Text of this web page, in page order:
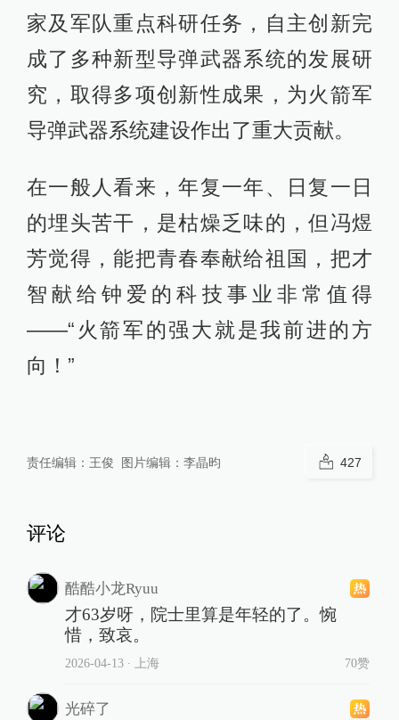
家及军队重点科研任务，自主创新完
成了多种新型导弹武器系统的发展研
究，取得多项创新性成果，为火箭军
导弹武器系统建设作出了重大贡献。
在一般人看来，年复一年、日复一日
的埋头苦干，是枯燥乏味的，但冯煜
芳觉得，能把青春奉献给祖国，把才
智献给钟爱的科技事业非常值得
——“火箭军的强大就是我前进的方
向！”
责任编辑： 王俊 图片编辑： 李晶昀 427
评论
酷酷小龙Ryuu
才63岁呀，院士里算是年轻的了。惋
惜，致哀。
2026-04-13∙ 上海 70赞
光碎了